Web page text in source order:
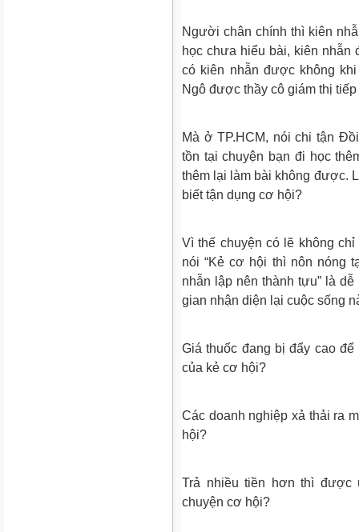
Người chân chính thì kiên
học chưa hiểu bài, kiên nhẫn
có kiên nhẫn được không
Ngô được thầy cô giám thị
Mà ở TP.HCM, nói chi tận
tồn tại chuyện bạn đi học
thêm lại làm bài không được.
biết tận dụng cơ hội?
Vì thế chuyện có lẽ không
nói “Kẻ cơ hội thì nôn nóng
nhẫn lập nên thành tựu” là
gian nhận diện lại cuộc sống
Giá thuốc đang bị đẩy cao
của kẻ cơ hội?
Các doanh nghiệp xả thải ra
hội?
Trả nhiều tiền hơn thì được
chuyện cơ hội?